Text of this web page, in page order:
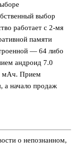
выбор
работает с 2-мя
памяти
— 64 либо
андроид 7.0
мАч. Прием
а начало продаж
о непознанном,